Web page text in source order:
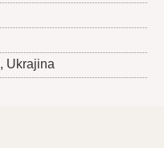
, Ukrajina